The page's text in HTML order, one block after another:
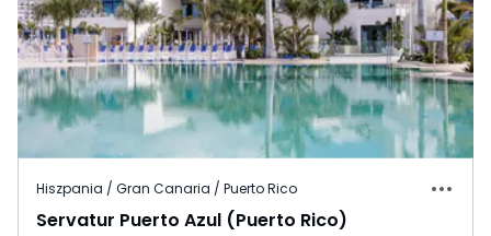
Hiszpania / Gran Canaria / Puerto Rico
Servatur Puerto Azul (Puerto Rico)